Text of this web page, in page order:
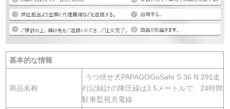
基本的な情報
商品名称
うつ伏せ犬PAPAGOGoSafe S 36 N 291走
行記録計の降圧線は3.5メートルで、24時間
駐車監視充電線